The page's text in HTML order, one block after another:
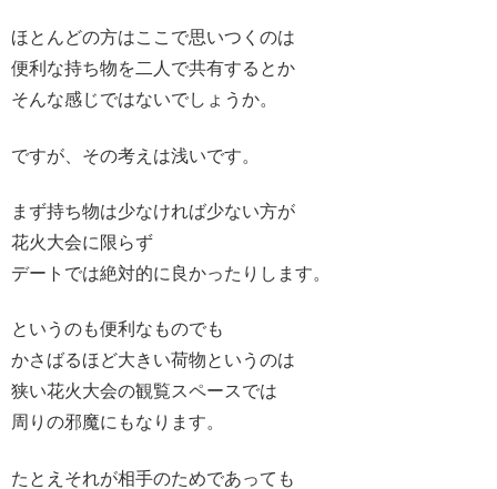
ほとんどの方はここで思いつくのは
便利な持ち物を二人で共有するとか
そんな感じではないでしょうか。
ですが、その考えは浅いです。
まず持ち物は少なければ少ない方が
花火大会に限らず
デートでは絶対的に良かったりします。
というのも便利なものでも
かさばるほど大きい荷物というのは
狭い花火大会の観覧スペースでは
周りの邪魔にもなります。
たとえそれが相手のためであっても